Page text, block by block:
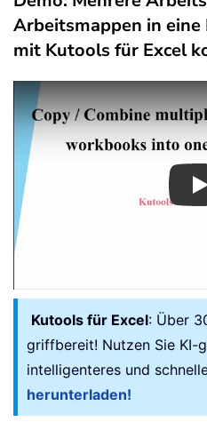
Arbeitsmappen in
mit Kutools für Excel
Kutools für Excel: Über
griffbereit! Nutzen Sie KI-
intelligenteres und
herunterladen!